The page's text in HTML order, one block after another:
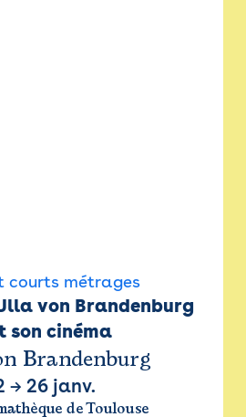
courts métrages
von Brandenburg
son cinéma
Brandenburg
→ 26 janv.
de Toulouse